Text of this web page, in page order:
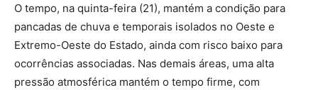
O tempo, na quinta-feira (21), mantém a condição para
pancadas de chuva e temporais isolados no Oeste e
Extremo-Oeste do Estado, ainda com risco baixo para
ocorrências associadas. Nas demais áreas, uma alta
pressão atmosférica mantém o tempo firme, com